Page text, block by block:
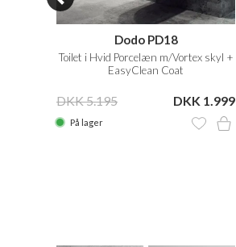
Dodo PD18
Toilet i Hvid Porcelæn m/Vortex skyl +
EasyClean Coat
DKK 5.195 DKK 1.999
På lager